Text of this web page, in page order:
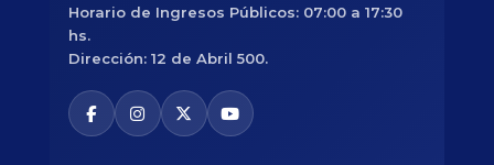
Horario de Ingresos Públicos: 07:00 a 17:30
hs.
Dirección: 12 de Abril 500.